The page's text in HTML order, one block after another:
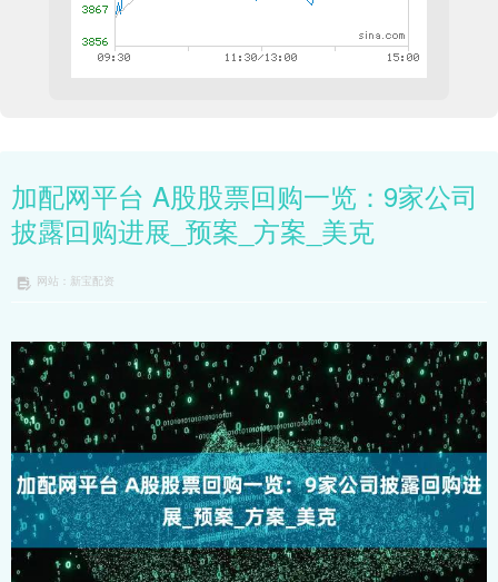
加配网平台 A股股票回购一览：9家公司
披露回购进展_预案_方案_美克
网站：新宝配资